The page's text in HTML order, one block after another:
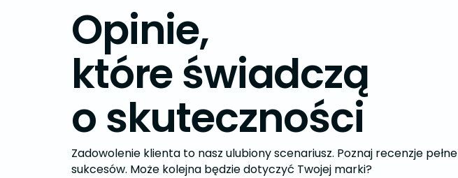
Opinie,
które świadczą
oskuteczności
Zadowolenie klienta to nasz ulubiony scenariusz. Poznaj recenzje pełne
sukcesów. Może kolejna będzie dotyczyć Twojej marki?